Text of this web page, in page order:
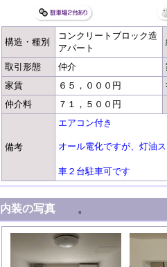
構造・種別
コンクリートブロック造
アパート
取引形態 仲介
家賃
６５，０００ 円
仲介料
７１，５００円
備考
エアコン付き
オール電化ですが、灯油
車２台駐車可です
内装の写真 。